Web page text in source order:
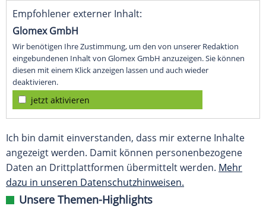
Empfohlener externer Inhalt:
Glomex GmbH
Wir benötigen Ihre Zustimmung, um den von unserer Redaktion
eingebundenen Inhalt von Glomex GmbH anzuzeigen. Sie können
diesen mit einem Klick anzeigen lassen und auch wieder
deaktivieren.
jetzt aktivieren
Ich bin damit einverstanden, dass mir externe Inhalte
angezeigt werden. Damit können personenbezogene
Daten an Drittplattformen übermittelt werden. Mehr
dazu in unseren Datenschutzhinweisen.
Unsere Themen-Highlights